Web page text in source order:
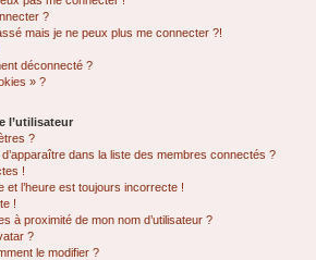
?
mais je ne peux plus me connecter ?!
déconnecté ?
» ?
l’utilisateur
?
dans la liste des membres connectés ?
!
et l’heure est toujours incorrecte !
!
à proximité de mon nom d’utilisateur ?
?
le modifier ?